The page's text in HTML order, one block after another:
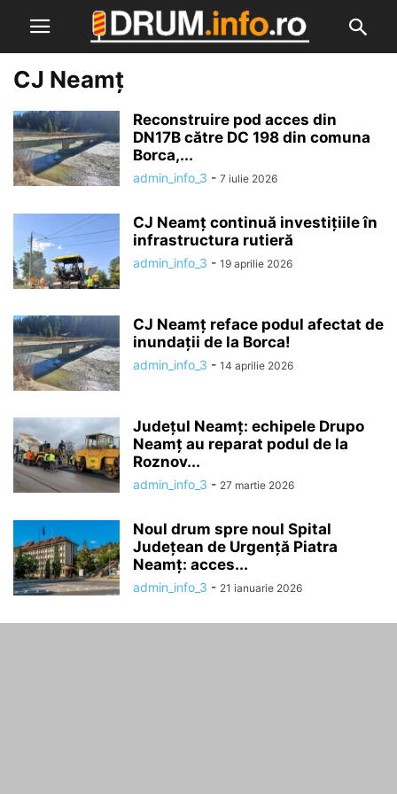
CJ Neamț
Reconstruire pod acces din
DN17B către DC 198 din comuna
Borca,...
admin_info_3 - 7 iulie 2026
CJ Neamț continuă investițiile în
infrastructura rutieră
admin_info_3 - 19 aprilie 2026
CJ Neamț reface podul afectat de
inundații de la Borca!
admin_info_3 - 14 aprilie 2026
Județul Neamț: echipele Drupo
Neamț au reparat podul de la
Roznov...
admin_info_3 - 27 martie 2026
Noul drum spre noul Spital
Județean de Urgență Piatra
Neamț: acces...
admin_info_3 - 21 ianuarie 2026